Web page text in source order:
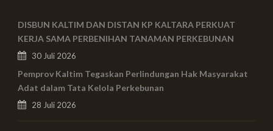
DISBUN KALTIM DAN DISTAN KP KALTARA PERKUAT
KERJA SAMA PERBENIHAN TANAMAN PERKEBUNAN
30 Juli 2026
Pemprov Kaltim Tegaskan Perlindungan Hak Masyarakat
Adat dalam Tata Kelola Perkebunan
28 Juli 2026